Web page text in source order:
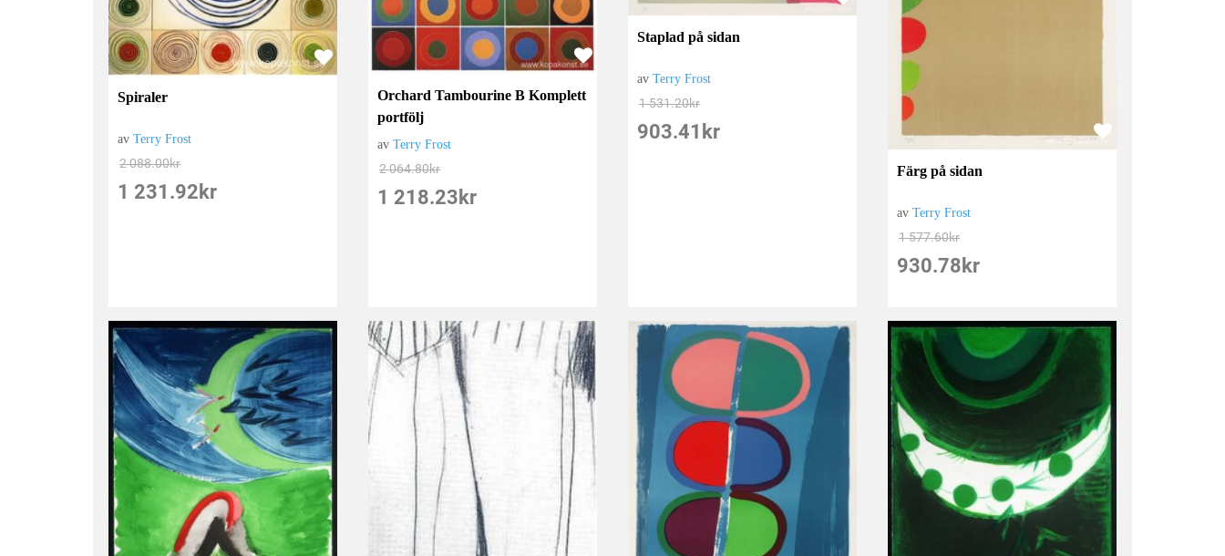
Spiraler
avTerry Frost
2 088.00kr
1 231.92 kr
Orchard Tambourine B Komplett
portfölj
avTerry Frost
2 064.80kr
1 218.23 kr
Staplad på sidan
avTerry Frost
1 531.20kr
903.41 kr
Färg på sidan
avTerry Frost
1 577.60kr
930.78 kr